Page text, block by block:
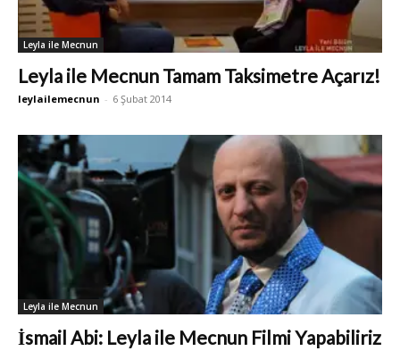
Leyla ile Mecnun
Leyla ile Mecnun Tamam Taksimetre Açarız!
leylailemecnun - 6 Şubat 2014
Leyla ile Mecnun
İsmail Abi: Leyla ile Mecnun Filmi Yapabiliriz